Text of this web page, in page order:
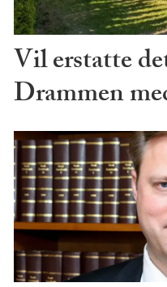
Vil erstatte
Drammen